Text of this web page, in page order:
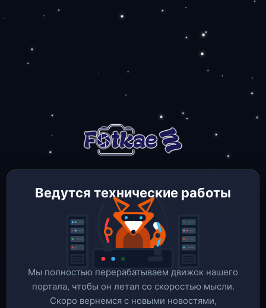
Ведутся технические работы
Мы полностью перерабатываем движок нашего
портала, чтобы он летал со скоростью мысли.
Скоро вернемся c новыми новостями,